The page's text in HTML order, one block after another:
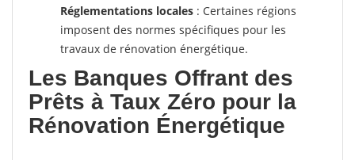
Réglementations locales : Certaines régions
imposent des normes spécifiques pour les
travaux de rénovation énergétique.
Les Banques Offrant des
Prêts à Taux Zéro pour la
Rénovation Énergétique